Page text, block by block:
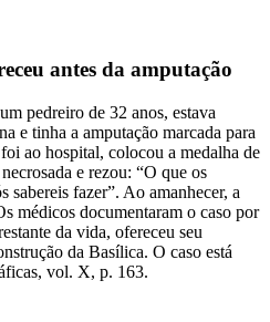
antes da amputação
pedreiro de 32 anos, estava
e tinha a amputação marcada para
ao hospital, colocou a medalha de
e rezou: “O que os
sabereis fazer”. Ao amanhecer, a
médicos documentaram o caso por
da vida, ofereceu seu
da Basílica. O caso está
vol. X, p. 163.